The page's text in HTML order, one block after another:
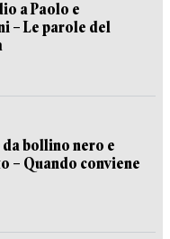
a Paolo e
– Le parole del
da bollino nero e
– Quando conviene